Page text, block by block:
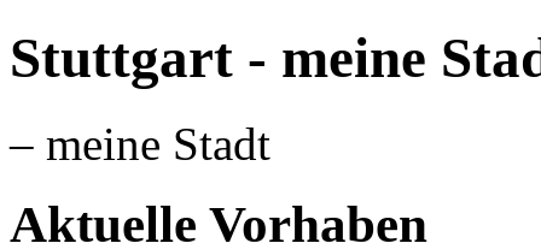
Stuttgart - meine
– meine Stadt
Aktuelle Vorhaben